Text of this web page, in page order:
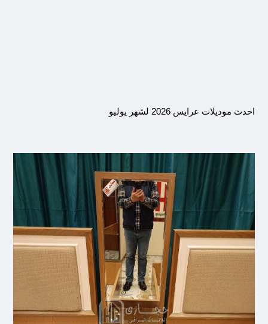
احدث موديلات عرايس 2026 لشهر يوليو